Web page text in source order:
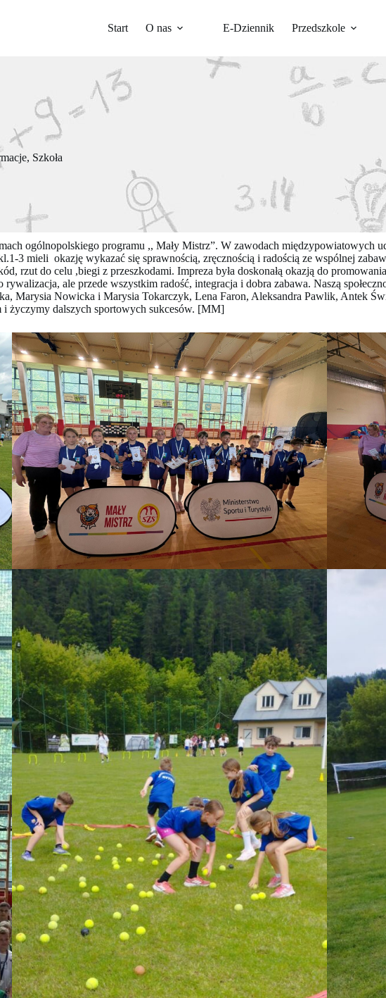
Start O nas E-Dziennik Przedszkole
, Szkoła
ogólnopolskiego programu ,, Mały Mistrz”. W zawodach międzypowiatowych
3 mieli okazję wykazać się sprawnością, zręcznością i radością ze wspólnej
rzut do celu ,biegi z przeszkodami. Impreza była doskonałą okazją do
ale przede wszystkim radość, integracja i dobra zabawa. Naszą
Marysia Nowicka i Marysia Tokarczyk, Lena Faron, Aleksandra Pawlik, Antek
i życzymy dalszych sportowych sukcesów. [MM]